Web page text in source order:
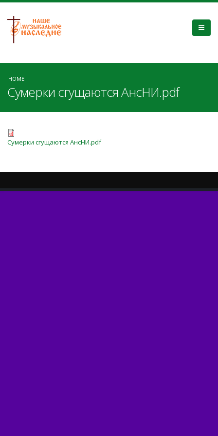
HOME
Сумерки сгущаются АнсНИ.pdf
Сумерки сгущаются АнсНИ.pdf